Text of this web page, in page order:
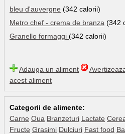
bleu d'auvergne (342 calorii)
Metro chef - crema de branza (342
Granello formaggi (342 calorii)
Adauga un aliment
acest aliment
Categorii de alimente:
Carne Oua Branzeturi Lactate
Fructe Grasimi Dulciuri Fast food